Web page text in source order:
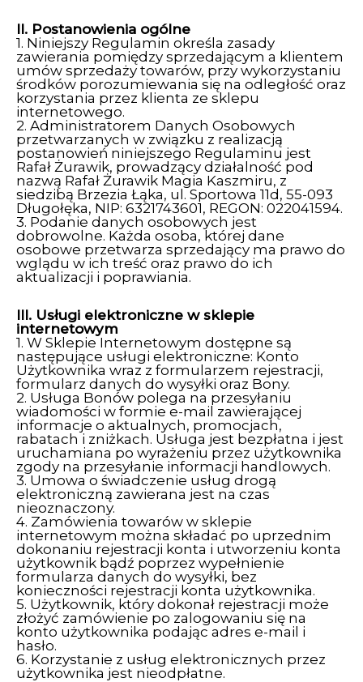
II. Postanowienia ogólne
1. Niniejszy Regulamin określa zasady
zawierania pomiędzy sprzedającym a klientem
umów sprzedaży towarów, przy wykorzystaniu
środków porozumiewania się na odległość oraz
korzystania przez klienta ze sklepu
internetowego.
2. Administratorem Danych Osobowych
przetwarzanych w związku z realizacją
postanowień niniejszego Regulaminu jest
Rafał Żurawik, prowadzący działalność pod
nazwą Rafał Żurawik Magia Kaszmiru, z
siedzibą Brzezia Łąka, ul. Sportowa 11d, 55-093
Długołęka, NIP: 6321743601, REGON: 022041594.
3. Podanie danych osobowych jest
dobrowolne. Każda osoba, której dane
osobowe przetwarza sprzedający ma prawo do
wglądu w ich treść oraz prawo do ich
aktualizacji i poprawiania.
III. Usługi elektroniczne w sklepie
internetowym
1. W Sklepie Internetowym dostępne są
następujące usługi elektroniczne: Konto
Użytkownika wraz z formularzem rejestracji,
formularz danych do wysyłki oraz Bony.
2. Usługa Bonów polega na przesyłaniu
wiadomości w formie e-mail zawierającej
informacje o aktualnych, promocjach,
rabatach i zniżkach. Usługa jest bezpłatna i jest
uruchamiana po wyrażeniu przez użytkownika
zgody na przesyłanie informacji handlowych.
3. Umowa o świadczenie usług drogą
elektroniczną zawierana jest na czas
nieoznaczony.
4. Zamówienia towarów w sklepie
internetowym można składać po uprzednim
dokonaniu rejestracji konta i utworzeniu konta
użytkownik bądź poprzez wypełnienie
formularza danych do wysyłki, bez
konieczności rejestracji konta użytkownika.
5. Użytkownik, który dokonał rejestracji może
złożyć zamówienie po zalogowaniu się na
konto użytkownika podając adres e-mail i
hasło.
6. Korzystanie z usług elektronicznych przez
użytkownika jest nieodpłatne.